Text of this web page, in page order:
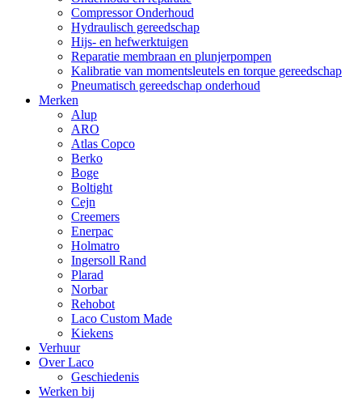
Compressor Onderhoud
Hydraulisch gereedschap
Hijs- en hefwerktuigen
Reparatie membraan en plunjerpompen
Kalibratie van momentsleutels en torque gereedschap
Pneumatisch gereedschap onderhoud
Merken
Alup
ARO
Atlas Copco
Berko
Boge
Boltight
Cejn
Creemers
Enerpac
Holmatro
Ingersoll Rand
Plarad
Norbar
Rehobot
Laco Custom Made
Kiekens
Verhuur
Over Laco
Geschiedenis
Werken bij